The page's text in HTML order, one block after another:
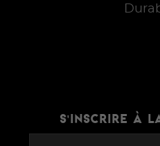
S'INSCRIRE À